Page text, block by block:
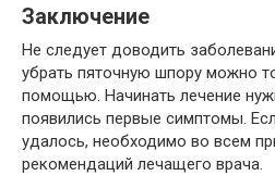
Заключение
Не следует доводить
убрать пяточную шпору можно
помощью. Начинать лечение
появились первые симптомы.
удалось, необходимо во всем
рекомендаций лечащего врача.